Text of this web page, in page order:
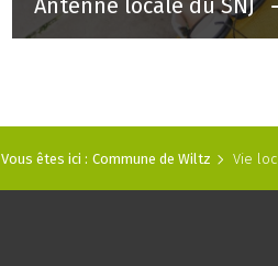
Antenne locale du SNJ
Vous êtes ici : Commune de Wiltz Vie